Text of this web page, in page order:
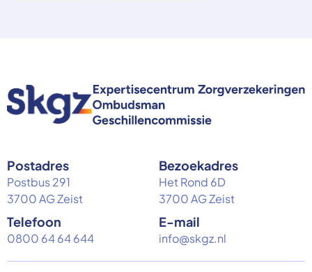
Postadres
Postbus 291
3700 AG Zeist
Bezoekadres
Het Rond 6D
3700 AG Zeist
Telefoon
0800 64 64 644
E-mail
info@skgz.nl